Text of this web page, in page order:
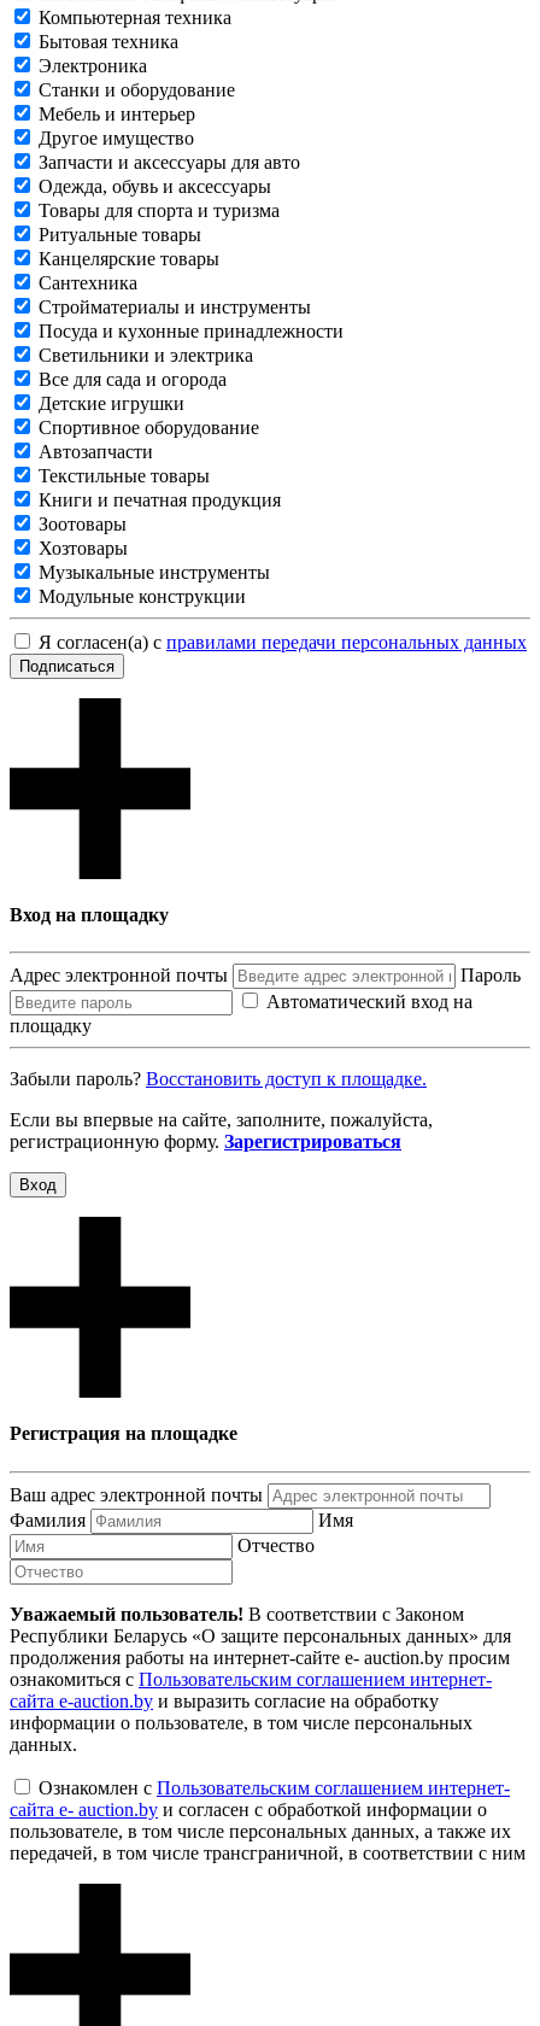
Компьютерная техника
Бытовая техника
Электроника
Станки и оборудование
Мебель и интерьер
Другое имущество
Запчасти и аксессуары для авто
Одежда, обувь и аксессуары
Товары для спорта и туризма
Ритуальные товары
Канцелярские товары
Сантехника
Стройматериалы и инструменты
Посуда и кухонные принадлежности
Светильники и электрика
Все для сада и огорода
Детские игрушки
Спортивное оборудование
Автозапчасти
Текстильные товары
Книги и печатная продукция
Зоотовары
Хозтовары
Музыкальные инструменты
Модульные конструкции
Я согласен(а) с правилами передачи персональных данных
Подписаться
Вход на площадку
Адрес электронной почты
Пароль
Автоматический вход на
площадку
Забыли пароль? Восcтановить доступ к площадке.
Если вы впервые на сайте, заполните, пожалуйста,
регистрационную форму. Зарегистрироваться
Вход
Регистрация на площадке
Ваш адрес электронной почты
Фамилия
Имя
Отчество
Уважаемый пользователь! В соответствии с Законом
Республики Беларусь «О защите персональных данных» для
продолжения работы на интернет-сайте e- auction.by просим
ознакомиться с Пользовательским соглашением интернет-
сайта e-auction.by и выразить согласие на обработку
информации о пользователе, в том числе персональных
данных.
Ознакомлен с Пользовательским соглашением интернет-
сайта e- auction.by и согласен с обработкой информации о
пользователе, в том числе персональных данных, а также их
передачей, в том числе трансграничной, в соответствии с ним